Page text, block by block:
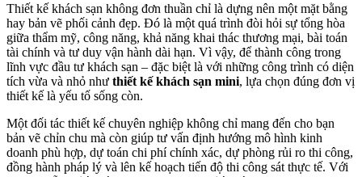
Thiết kế khách sạn không đơn thuần chỉ là dựng nên một mặt bằng
hay bản vẽ phối cảnh đẹp. Đó là một quá trình đòi hỏi sự tổng hòa
giữa thẩm mỹ, công năng, khả năng khai thác thương mại, bài toán
tài chính và tư duy vận hành dài hạn. Vì vậy, để thành công trong
lĩnh vực đầu tư khách sạn – đặc biệt là với những công trình có diện
tích vừa và nhỏ như thiết kế khách sạn mini, lựa chọn đúng đơn vị
thiết kế là yếu tố sống còn.
Một đối tác thiết kế chuyên nghiệp không chỉ mang đến cho bạn
bản vẽ chỉn chu mà còn giúp tư vấn định hướng mô hình kinh
doanh phù hợp, dự toán chi phí chính xác, dự phòng rủi ro thi công,
đồng hành pháp lý và lên kế hoạch tiến độ thi công sát thực tế. Với